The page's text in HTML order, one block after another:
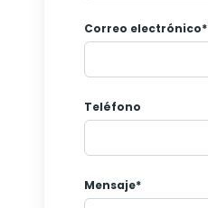
Correo electrónico*
Teléfono
Mensaje*